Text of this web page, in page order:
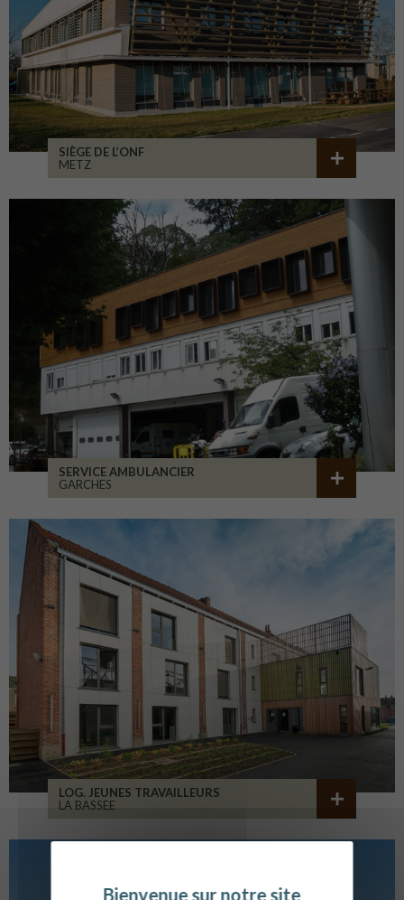
SIÈGE DE L’ONF
METZ
SERVICE AMBULANCIER
GARCHES
LOG. JEUNES TRAVAILLEURS
LA BASSEE